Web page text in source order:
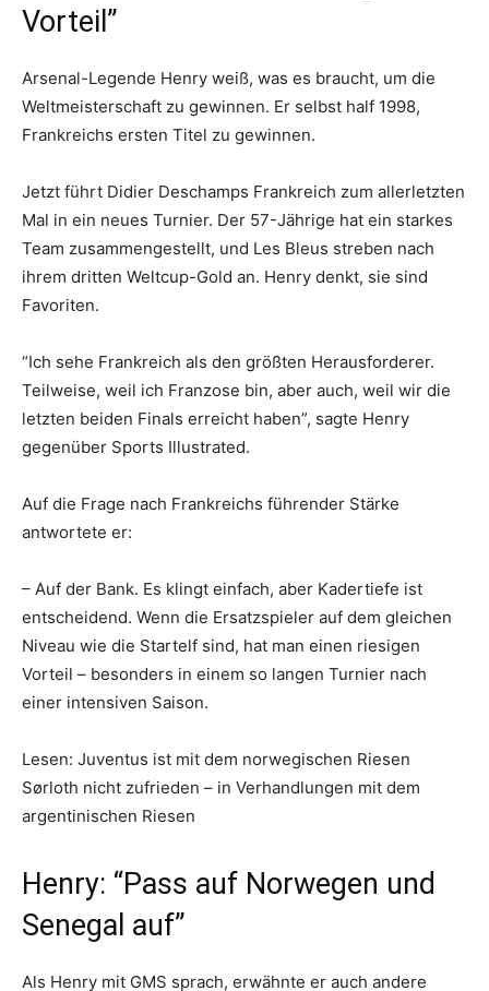
Vorteil”
Arsenal-Legende Henry weiß, was es braucht, um die
Weltmeisterschaft zu gewinnen. Er selbst half 1998,
Frankreichs ersten Titel zu gewinnen.
Jetzt führt Didier Deschamps Frankreich zum allerletzten
Mal in ein neues Turnier. Der 57-Jährige hat ein starkes
Team zusammengestellt, und Les Bleus streben nach
ihrem dritten Weltcup-Gold an. Henry denkt, sie sind
Favoriten.
“Ich sehe Frankreich als den größten Herausforderer.
Teilweise, weil ich Franzose bin, aber auch, weil wir die
letzten beiden Finals erreicht haben”, sagte Henry
gegenüber Sports Illustrated.
Auf die Frage nach Frankreichs führender Stärke
antwortete er:
– Auf der Bank. Es klingt einfach, aber Kadertiefe ist
entscheidend. Wenn die Ersatzspieler auf dem gleichen
Niveau wie die Startelf sind, hat man einen riesigen
Vorteil – besonders in einem so langen Turnier nach
einer intensiven Saison.
Lesen: Juventus ist mit dem norwegischen Riesen
Sørloth nicht zufrieden – in Verhandlungen mit dem
argentinischen Riesen
Henry: “Pass auf Norwegen und
Senegal auf”
Als Henry mit GMS sprach, erwähnte er auch andere